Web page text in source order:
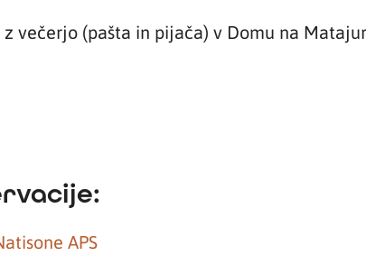
večerjo (pašta in pijača) v Domu na
APS